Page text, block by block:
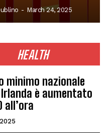
- March 24, 2025
HEALTH
minimo nazionale
è aumentato
all’ora